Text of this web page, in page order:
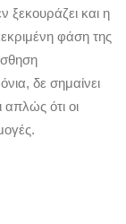
ξεκουράζει και η
φάση της
δε σημαίνει
ότι οι